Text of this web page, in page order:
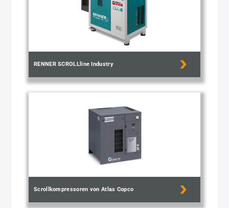
RENNER SCROLLline Industry
Scrollkompressoren von Atlas Copco